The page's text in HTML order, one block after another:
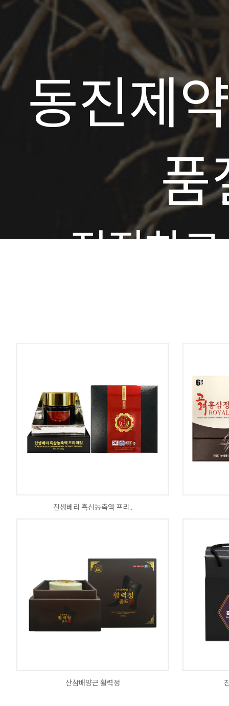
동진제
품
정직하
진생베리 흑삼농축액 프리..
산삼배양근 활력정